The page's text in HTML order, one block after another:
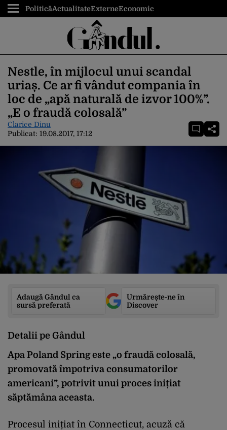
PoliticăActualitateExterneEconomic
Nestle, în mijlocul unui scandal
uriaș. Ce ar fi vândut compania în
loc de „apă naturală de izvor 100%”.
„E o fraudă colosală”
Clarice Dinu
Publicat: 19.08.2017, 17:12
Adaugă Gândul ca
sursă preferată
Urmărește-ne în
Discover
Detalii pe Gândul
Apa Poland Spring este „o fraudă colosală,
promovată împotriva consumatorilor
americani”, potrivit unui proces inițiat
săptămâna aceasta.
Procesul inițiat în Connecticut, acuză că